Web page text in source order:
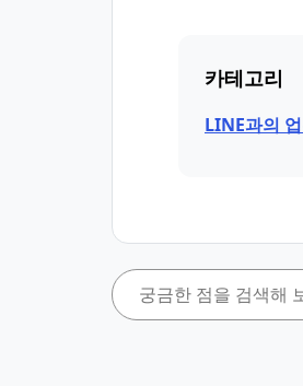
카테고리
LINE과의